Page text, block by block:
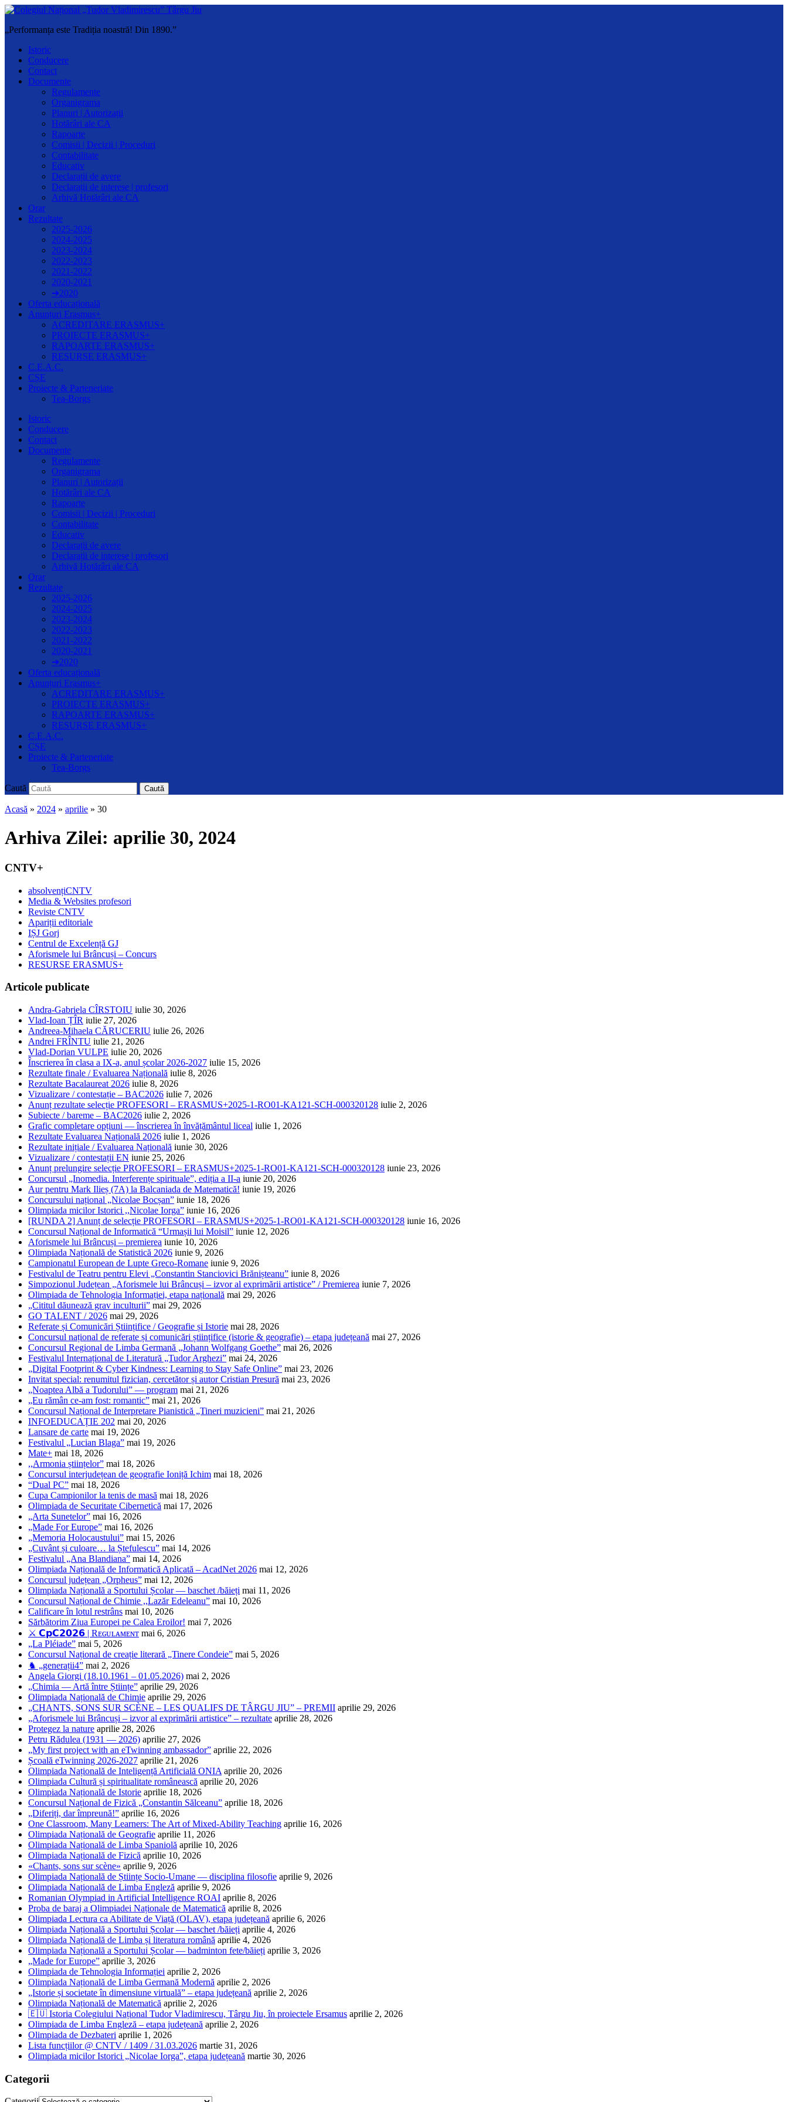
„Performanța este Tradiția noastră! Din 1890.”
Istoric
Conducere
Contact
Documente
Regulamente
Organigrama
Planuri | Autorizații
Hotărâri ale CA
Rapoarte
Comisii | Decizii | Proceduri
Contabilitate
Educativ
Declarații de avere
Declarații de interese | profesori
Arhivă Hotărâri ale CA
Orar
Rezultate
2025-2026
2024-2025
2023-2024
2022-2023
2021-2022
2020-2021
➔2020
Oferta educațională
Anunțuri Erasmus+
ACREDITARE ERASMUS+
PROIECTE ERASMUS+
RAPOARTE ERASMUS+
RESURSE ERASMUS+
C.E.A.C.
CȘE
Proiecte & Parteneriate
Tea-Borgs
Istoric
Conducere
Contact
Documente
Regulamente
Organigrama
Planuri | Autorizații
Hotărâri ale CA
Rapoarte
Comisii | Decizii | Proceduri
Contabilitate
Educativ
Declarații de avere
Declarații de interese | profesori
Arhivă Hotărâri ale CA
Orar
Rezultate
2025-2026
2024-2025
2023-2024
2022-2023
2021-2022
2020-2021
➔2020
Oferta educațională
Anunțuri Erasmus+
ACREDITARE ERASMUS+
PROIECTE ERASMUS+
RAPOARTE ERASMUS+
RESURSE ERASMUS+
C.E.A.C.
CȘE
Proiecte & Parteneriate
Tea-Borgs
Caută Caută
Acasă » 2024 » aprilie » 30
Arhiva Zilei: aprilie 30, 2024
CNTV+
absolvențiCNTV
Media & Websites profesori
Reviste CNTV
Apariții editoriale
IȘJ Gorj
Centrul de Excelență GJ
Aforismele lui Brâncuși – Concurs
RESURSE ERASMUS+
Articole publicate
Andra-Gabriela CÎRSTOIU iulie 30, 2026
Vlad-Ioan ȚÎR iulie 27, 2026
Andreea-Mihaela CĂRUCERIU iulie 26, 2026
Andrei FRÎNTU iulie 21, 2026
Vlad-Dorian VULPE iulie 20, 2026
Înscrierea în clasa a IX-a, anul școlar 2026-2027 iulie 15, 2026
Rezultate finale / Evaluarea Națională iulie 8, 2026
Rezultate Bacalaureat 2026 iulie 8, 2026
Vizualizare / contestație – BAC2026 iulie 7, 2026
Anunț rezultate selecție PROFESORI – ERASMUS+2025-1-RO01-KA121-SCH-000320128 iulie 2, 2026
Subiecte / bareme – BAC2026 iulie 2, 2026
Grafic completare opțiuni — înscrierea în învățământul liceal iulie 1, 2026
Rezultate Evaluarea Națională 2026 iulie 1, 2026
Rezultate inițiale / Evaluarea Națională iunie 30, 2026
Vizualizare / contestații EN iunie 25, 2026
Anunț prelungire selecție PROFESORI – ERASMUS+2025-1-RO01-KA121-SCH-000320128 iunie 23, 2026
Concursul „Inomedia. Interferențe spirituale”, ediția a II-a iunie 20, 2026
Aur pentru Mark Ilieș (7A) la Balcaniada de Matematică! iunie 19, 2026
Concursului național „Nicolae Bocșan” iunie 18, 2026
Olimpiada micilor Istorici ,,Nicolae Iorga” iunie 16, 2026
[RUNDA 2] Anunț de selecție PROFESORI – ERASMUS+2025-1-RO01-KA121-SCH-000320128 iunie 16, 2026
Concursul Național de Informatică “Urmașii lui Moisil” iunie 12, 2026
Aforismele lui Brâncuși – premierea iunie 10, 2026
Olimpiada Națională de Statistică 2026 iunie 9, 2026
Campionatul European de Lupte Greco-Romane iunie 9, 2026
Festivalul de Teatru pentru Elevi „Constantin Stanciovici Brănișteanu” iunie 8, 2026
Simpozionul Județean „Aforismele lui Brâncuși – izvor al exprimării artistice” / Premierea iunie 7, 2026
Olimpiada de Tehnologia Informației, etapa națională mai 29, 2026
„Cititul dăunează grav inculturii” mai 29, 2026
GO TALENT / 2026 mai 29, 2026
Referate și Comunicări Științifice / Geografie și Istorie mai 28, 2026
Concursul național de referate și comunicări științifice (istorie & geografie) – etapa județeană mai 27, 2026
Concursul Regional de Limba Germană „Johann Wolfgang Goethe” mai 26, 2026
Festivalul Internațional de Literatură „Tudor Arghezi” mai 24, 2026
„Digital Footprint & Cyber Kindness: Learning to Stay Safe Online” mai 23, 2026
Invitat special: renumitul fizician, cercetător și autor Cristian Presură mai 23, 2026
„Noaptea Albă a Tudorului” — program mai 21, 2026
„Eu rămân ce-am fost: romantic” mai 21, 2026
Concursul Național de Interpretare Pianistică „Tineri muzicieni” mai 21, 2026
INFOEDUCAȚIE 202 mai 20, 2026
Lansare de carte mai 19, 2026
Festivalul „Lucian Blaga” mai 19, 2026
Mate+ mai 18, 2026
,,Armonia științelor” mai 18, 2026
Concursul interjudețean de geografie Ioniță Ichim mai 18, 2026
“Dual PC” mai 18, 2026
Cupa Campionilor la tenis de masă mai 18, 2026
Olimpiada de Securitate Cibernetică mai 17, 2026
„Arta Sunetelor” mai 16, 2026
„Made For Europe” mai 16, 2026
„Memoria Holocaustului” mai 15, 2026
„Cuvânt și culoare… la Ștefulescu” mai 14, 2026
Festivalul „Ana Blandiana” mai 14, 2026
Olimpiada Națională de Informatică Aplicată – AcadNet 2026 mai 12, 2026
Concursul județean „Orpheus” mai 12, 2026
Olimpiada Națională a Sportului Școlar — baschet /băieți mai 11, 2026
Concursul Național de Chimie ,,Lazăr Edeleanu” mai 10, 2026
Calificare în lotul restrâns mai 10, 2026
Sărbătorim Ziua Europei pe Calea Eroilor! mai 7, 2026
⚔️ 𝗖𝗽𝗖𝟮𝟬𝟮𝟲 | Rᴇɢᴜʟᴀᴍᴇɴᴛ mai 6, 2026
„La Pléiade” mai 5, 2026
Concursul Național de creație literară „Tinere Condeie” mai 5, 2026
♞ „generații4” mai 2, 2026
Angela Giorgi (18.10.1961 – 01.05.2026) mai 2, 2026
„Chimia — Artă între Științe” aprilie 29, 2026
Olimpiada Națională de Chimie aprilie 29, 2026
„CHANTS, SONS SUR SCÈNE – LES QUALIFS DE TÂRGU JIU” – PREMII aprilie 29, 2026
„Aforismele lui Brâncuși – izvor al exprimării artistice” – rezultate aprilie 28, 2026
Protegez la nature aprilie 28, 2026
Petru Rădulea (1931 — 2026) aprilie 27, 2026
„My first project with an eTwinning ambassador” aprilie 22, 2026
Școală eTwinning 2026-2027 aprilie 21, 2026
Olimpiada Națională de Inteligență Artificială ONIA aprilie 20, 2026
Olimpiada Cultură și spiritualitate românească aprilie 20, 2026
Olimpiada Națională de Istorie aprilie 18, 2026
Concursul Național de Fizică „Constantin Sălceanu” aprilie 18, 2026
„Diferiți, dar împreună!” aprilie 16, 2026
One Classroom, Many Learners: The Art of Mixed-Ability Teaching aprilie 16, 2026
Olimpiada Națională de Geografie aprilie 11, 2026
Olimpiada Națională de Limba Spaniolă aprilie 10, 2026
Olimpiada Națională de Fizică aprilie 10, 2026
«Chants, sons sur scène» aprilie 9, 2026
Olimpiada Națională de Științe Socio-Umane — disciplina filosofie aprilie 9, 2026
Olimpiada Națională de Limba Engleză aprilie 9, 2026
Romanian Olympiad in Artificial Intelligence ROAI aprilie 8, 2026
Proba de baraj a Olimpiadei Naționale de Matematică aprilie 8, 2026
Olimpiada Lectura ca Abilitate de Viață (OLAV), etapa județeană aprilie 6, 2026
Olimpiada Națională a Sportului Școlar — baschet /băieți aprilie 4, 2026
Olimpiada Națională de Limba și literatura română aprilie 4, 2026
Olimpiada Națională a Sportului Școlar — badminton fete/băieți aprilie 3, 2026
„Made for Europe” aprilie 3, 2026
Olimpiada de Tehnologia Informației aprilie 2, 2026
Olimpiada Națională de Limba Germană Modernă aprilie 2, 2026
„Istorie și societate în dimensiune virtuală” – etapa județeană aprilie 2, 2026
Olimpiada Națională de Matematică aprilie 2, 2026
🇪🇺 Istoria Colegiului Național Tudor Vladimirescu, Târgu Jiu, în proiectele Ersamus aprilie 2, 2026
Olimpiada de Limba Engleză – etapa județeană aprilie 2, 2026
Olimpiada de Dezbateri aprilie 1, 2026
Lista funcțiilor @ CNTV / 1409 / 31.03.2026 martie 31, 2026
Olimpiada micilor Istorici „Nicolae Iorga”, etapa județeană martie 30, 2026
Categorii